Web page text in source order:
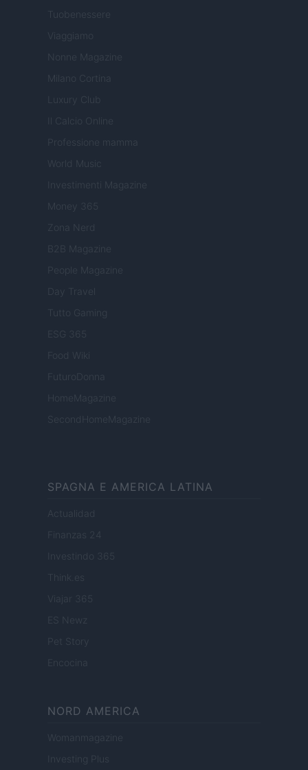
Tuobenessere
Viaggiamo
Nonne Magazine
Milano Cortina
Luxury Club
Il Calcio Online
Professione mamma
World Music
Investimenti Magazine
Money 365
Zona Nerd
B2B Magazine
People Magazine
Day Travel
Tutto Gaming
ESG 365
Food Wiki
FuturoDonna
HomeMagazine
SecondHomeMagazine
SPAGNA E AMERICA LATINA
Actualidad
Finanzas 24
Investindo 365
Think.es
Viajar 365
ES Newz
Pet Story
Encocina
NORD AMERICA
Womanmagazine
Investing Plus